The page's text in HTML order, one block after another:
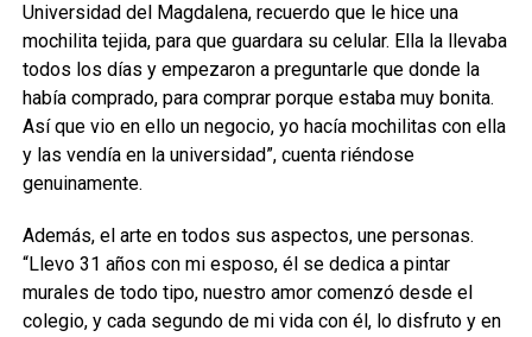
Universidad del Magdalena, recuerdo que le hice una
mochilita tejida, para que guardara su celular. Ella la llevaba
todos los días y empezaron a preguntarle que donde la
había comprado, para comprar porque estaba muy bonita.
Así que vio en ello un negocio, yo hacía mochilitas con ella
y las vendía en la universidad”, cuenta riéndose
genuinamente.
Además, el arte en todos sus aspectos, une personas.
“Llevo 31 años con mi esposo, él se dedica a pintar
murales de todo tipo, nuestro amor comenzó desde el
colegio, y cada segundo de mi vida con él, lo disfruto y en